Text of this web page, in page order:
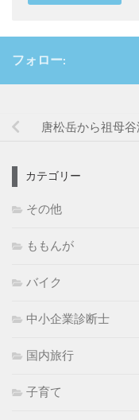
フォロー:
唐松岳から祖母
カテゴリー
その他
ももんが
バイク
中小企業診断士
国内旅行
子育て